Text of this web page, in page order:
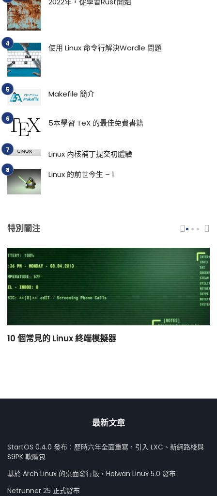
使用 Linux 命令行解決Wordle 問題
Makefile 簡介
5本學習 TeX 的最佳免費書籍
Linux 內核補丁提交初體驗
Linux 的前世今生 – 1
特別關注
10 個常見的 Linux 終端模擬器
最新文章
StartOS 0.4.0 發布：歷時六年全面重寫，引入 LXC、新網路棧與
S9PK 軟體包
基於 Arch Linux 的桌面發行版，Helwan Linux 5.0 發布
Netrunner 25 正式發布